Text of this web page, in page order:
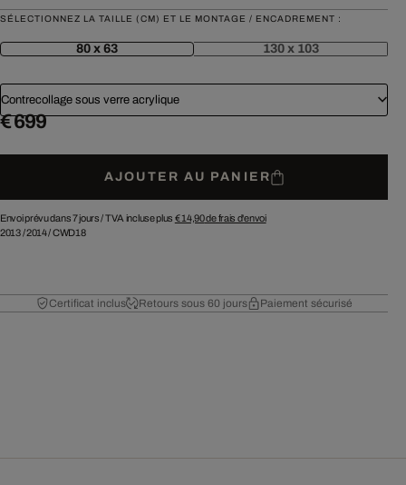
SÉLECTIONNEZ LA TAILLE (CM) ET LE MONTAGE / ENCADREMENT :
80 x 63 130 x 103
Contrecollage sous verre acrylique
€ 699
AJOUTER AU PANIER
Envoi prévu dans 7 jours /TVA incluse plus € 14,90de frais d'envoi
2013/2014/CWD18
Certificat inclus Retours sous 60 jours Paiement sécurisé